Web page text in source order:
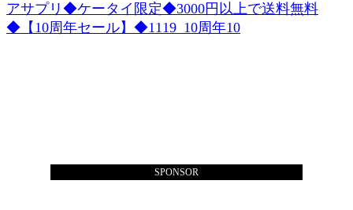
アサプリ◆ケータイ限定◆3000円以上で送料無料
◆【10周年セール】◆1119_10周年10
SPONSOR